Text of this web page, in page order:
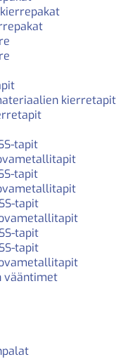
kierretapit
tapit
tapit
tapit
tapit
tapit
vääntimet